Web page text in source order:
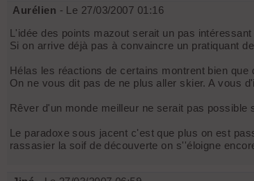
Aurélien - Le 27/03/2007 01:16
L'idée des points mazout serait un pas
Si on arrive déjà pas à convaincre un pratiquant
Hélas les réactions de certains montrent bien
On ne vous dit pas de ne plus aller skier. A vous
Rêver d'un monde meilleur ne serait pas possible
Le paradoxe sous jacent c'est que plus on est
rassasier la soif de découverte on s''éloigne